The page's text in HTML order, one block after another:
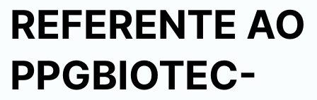
REFERENTE AO
PPGBIOTEC-